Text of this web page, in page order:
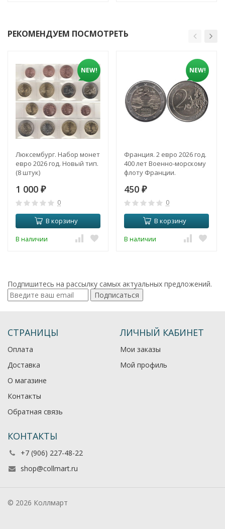
РЕКОМЕНДУЕМ ПОСМОТРЕТЬ
NEW!
Люксембург. Набор монет
евро 2026 год. Новый тип.
(8 штук)
1 000 ₽
0
В корзину
В наличии
NEW!
Франция. 2 евро 2026 год.
400 лет Военно-морскому
флоту Франции.
450 ₽
0
В корзину
В наличии
Подпишитесь на рассылку самых актуальных предложений.
Подписаться
СТРАНИЦЫ
Оплата
Доставка
О магазине
Контакты
Обратная связь
ЛИЧНЫЙ КАБИНЕТ
Мои заказы
Мой профиль
КОНТАКТЫ
+7 (906) 227-48-22
shop@collmart.ru
© 2026 Коллмарт